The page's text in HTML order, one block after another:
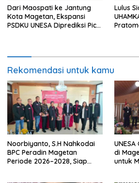
Dari Maospati ke Jantung
Kota Magetan, Ekspansi
PSDKU UNESA Diprediksi Picu
Lulus
Rekomendasi untuk kamu
Noorbiyanto, S.H Nahkodai
BPC Peradin Magetan
Periode 2026–2028, Siap
UNESA
di
untuk